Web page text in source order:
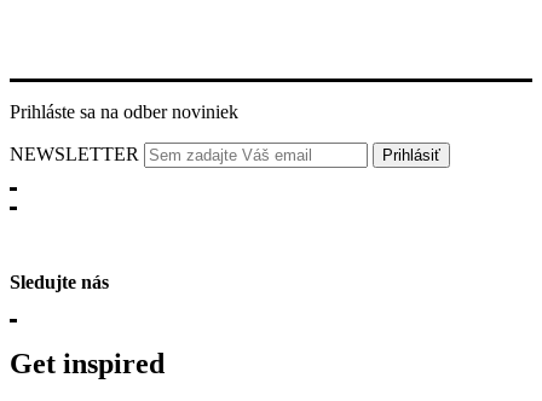
Prihláste sa na odber noviniek
NEWSLETTER
Sledujte nás
Get inspired